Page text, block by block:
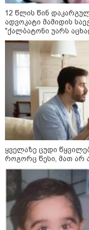
21:03 / 05-08-2026
რამ გამოიწვია
გათიშვა - რას
12 წლის წინ
ადვოკატი მამიდის
"ქალბატონი უარს
წლობით
ყველაზე ცუდი
როგორც წესი, მათ არ